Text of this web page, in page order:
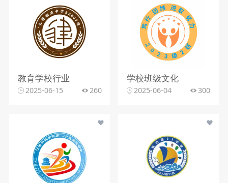
教育学校行业
2025-06-15 260
学校班级文化
2025-06-04 300